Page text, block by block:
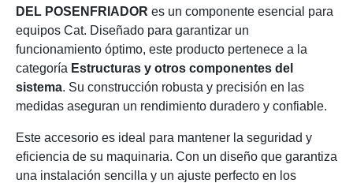
DEL POSENFRIADOR es un componente esencial para
equipos Cat. Diseñado para garantizar un
funcionamiento óptimo, este producto pertenece a la
categoría Estructuras y otros componentes del
sistema. Su construcción robusta y precisión en las
medidas aseguran un rendimiento duradero y confiable.
Este accesorio es ideal para mantener la seguridad y
eficiencia de su maquinaria. Con un diseño que garantiza
una instalación sencilla y un ajuste perfecto en los